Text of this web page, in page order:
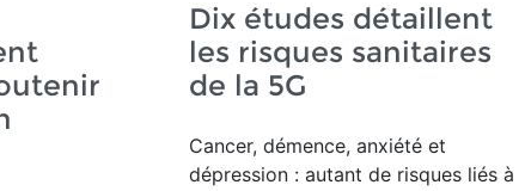
Dix études détaillent
les risques sanitaires
de la 5G
Cancer, démence, anxiété et
dépression : autant de risques liés à